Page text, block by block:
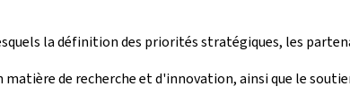
la définition des priorités stratégiques, les
de recherche et d'innovation, ainsi que le